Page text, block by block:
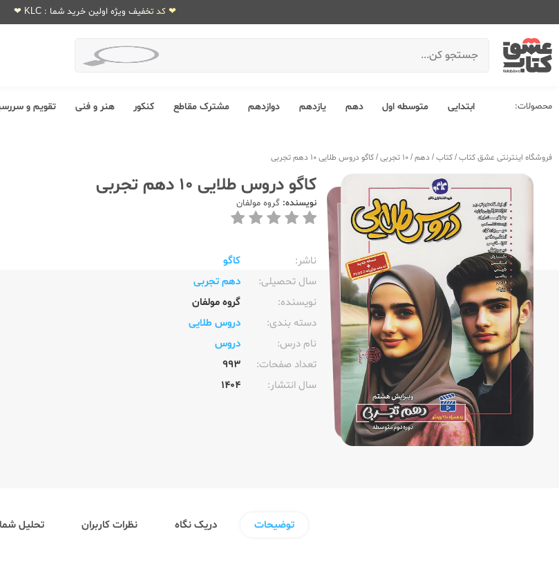
❤ کد تخفیف ویژه اولین خرید شما : KLC ❤
محصولات: ابتدایی متوسطه اول دهم یازدهم دوازدهم مشترک مقاطع کنکور هنر و فنی تقویم و
فروشگاه اینترنتی عشق کتاب/کتاب/دهم/10 تجربی /کاگو دروس طلایی 10 دهم تجربی
کاگو دروس طلایی 10 دهم تجربی
نویسنده: گروه مولفان
ناشر:‌
کاگو
سال تحصیلی:‌
دهم تجربی
نویسنده:‌
گروه مولفان
دسته بندی:
دروس طلایی
نام درس:
دروس
تعداد صفحات:‌
993
سال انتشار:‌
1404
توضیحات دریک نگاه نظرات کاربران تحلیل شما